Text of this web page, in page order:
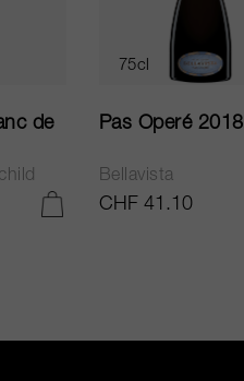
de
75cl
Pas Operé 2018
Bellavista
CHF 41.10